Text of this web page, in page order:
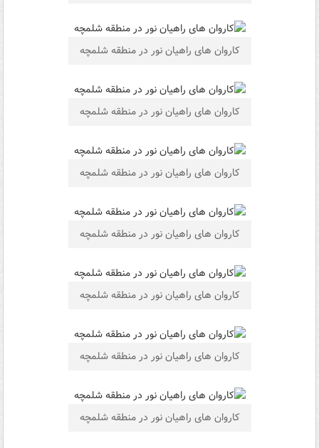
کاروان های راهیان نور در منطقه شلمچه
کاروان های راهیان نور در منطقه شلمچه
کاروان های راهیان نور در منطقه شلمچه
کاروان های راهیان نور در منطقه شلمچه
کاروان های راهیان نور در منطقه شلمچه
کاروان های راهیان نور در منطقه شلمچه
کاروان های راهیان نور در منطقه شلمچه